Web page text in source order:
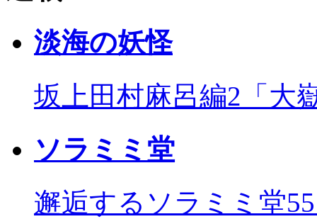
淡海の妖怪
坂上田村麻呂編2「大
ソラミミ堂
邂逅するソラミミ堂